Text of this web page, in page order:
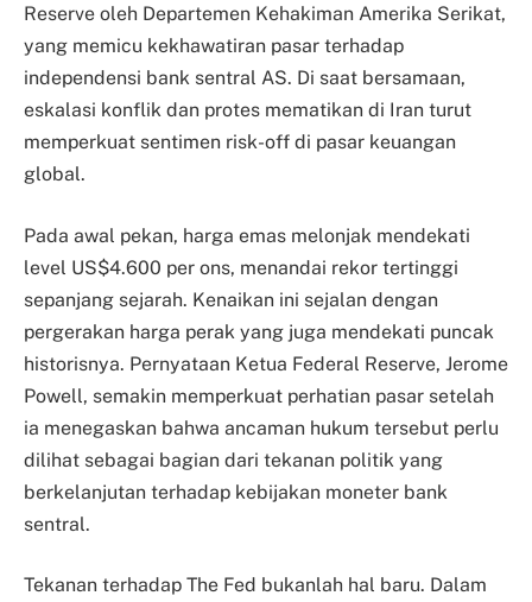
Reserve oleh Departemen Kehakiman Amerika Serikat,
yang memicu kekhawatiran pasar terhadap
independensi bank sentral AS. Di saat bersamaan,
eskalasi konflik dan protes mematikan di Iran turut
memperkuat sentimen risk-off di pasar keuangan
global.
Pada awal pekan, harga emas melonjak mendekati
level US$4.600 per ons, menandai rekor tertinggi
sepanjang sejarah. Kenaikan ini sejalan dengan
pergerakan harga perak yang juga mendekati puncak
historisnya. Pernyataan Ketua Federal Reserve, Jerome
Powell, semakin memperkuat perhatian pasar setelah
ia menegaskan bahwa ancaman hukum tersebut perlu
dilihat sebagai bagian dari tekanan politik yang
berkelanjutan terhadap kebijakan moneter bank
sentral.
Tekanan terhadap The Fed bukanlah hal baru. Dalam